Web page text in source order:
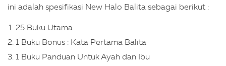
ini adalah spesifikasi New Halo Balita sebagai berikut :
25 Buku Utama
1 Buku Bonus : Kata Pertama Balita
1 Buku Panduan Untuk Ayah dan Ibu